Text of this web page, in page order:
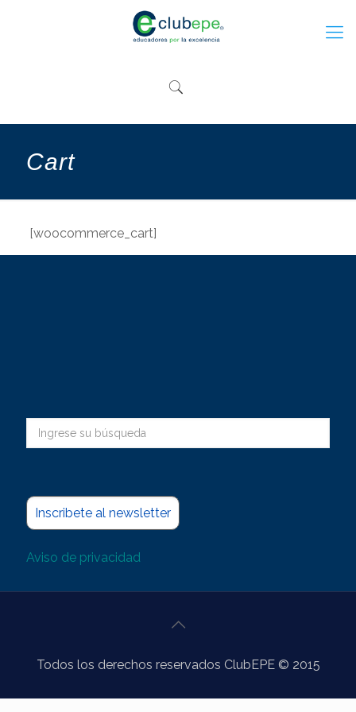
Cart
[woocommerce_cart]
Inscribete al newsletter
Aviso de privacidad
Todos los derechos reservados ClubEPE © 2015